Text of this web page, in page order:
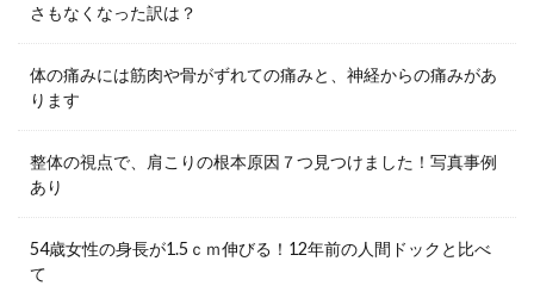
さもなくなった訳は？
体の痛みには筋肉や骨がずれての痛みと、神経からの痛みがあ
ります
整体の視点で、肩こりの根本原因７つ見つけました！写真事例
あり
54歳女性の身長が1.5ｃｍ伸びる！12年前の人間ドックと比べ
て